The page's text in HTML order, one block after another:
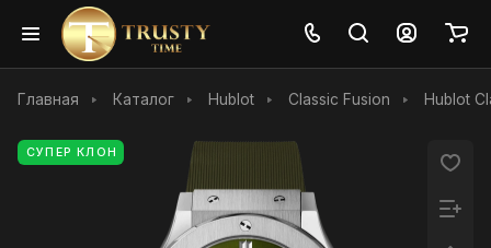
Главная Каталог Hublot Classic Fusion Hublot
СУПЕР КЛОН